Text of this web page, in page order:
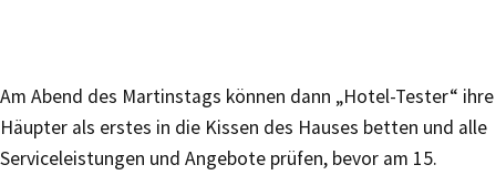
Am Abend des Martinstags können dann „Hotel-Tester“ ihre
Häupter als erstes in die Kissen des Hauses betten und alle
Serviceleistungen und Angebote prüfen, bevor am 15.